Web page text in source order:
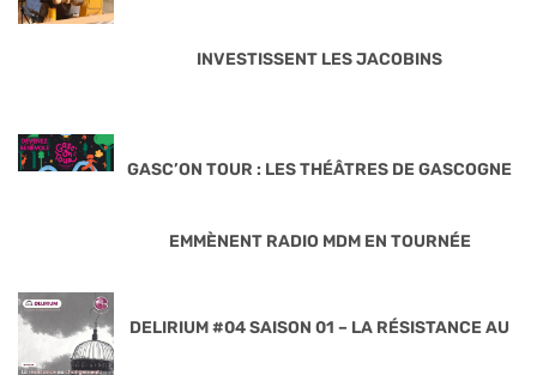
INVESTISSENT LES JACOBINS
GASC’ON TOUR : LES THÉÂTRES DE GASCOGNE
EMMÈNENT RADIO MDM EN TOURNÉE
DELIRIUM #04 SAISON 01 – LA RÉSISTANCE AU